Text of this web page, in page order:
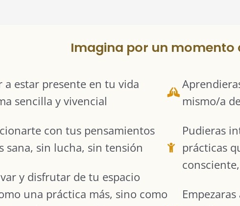
Imagina por un momento
a estar presente en tu vida
sencilla y vivencial
con tus pensamientos
sana, sin lucha, sin tensión
y disfrutar de tu espacio
una práctica más, sino como
mismo/a
Pudieras
prácticas